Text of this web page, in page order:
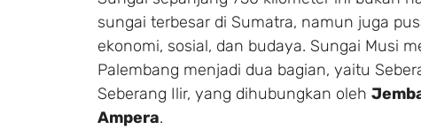
sungai terbesar di Sumatra, namun juga
ekonomi, sosial, dan budaya. Sungai Musi
Palembang menjadi dua bagian, yaitu
Seberang Ilir, yang dihubungkan oleh
Ampera.